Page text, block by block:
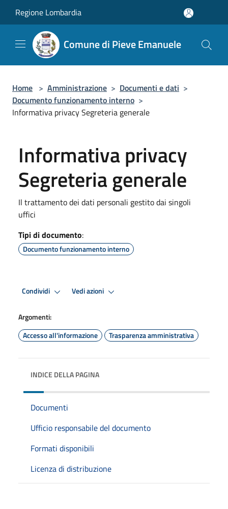
Regione Lombardia
Comune di Pieve Emanuele
Home > Amministrazione > Documenti e dati >
Documento funzionamento interno >
Informativa privacy Segreteria generale
Informativa privacy
Segreteria generale
Il trattamento dei dati personali gestito dai singoli
uffici
Tipi di documento:
Documento funzionamento interno
Condividi Vedi azioni
Argomenti:
Accesso all'informazione
Trasparenza amministrativa
INDICE DELLA PAGINA
Documenti
Ufficio responsabile del documento
Formati disponibili
Licenza di distribuzione